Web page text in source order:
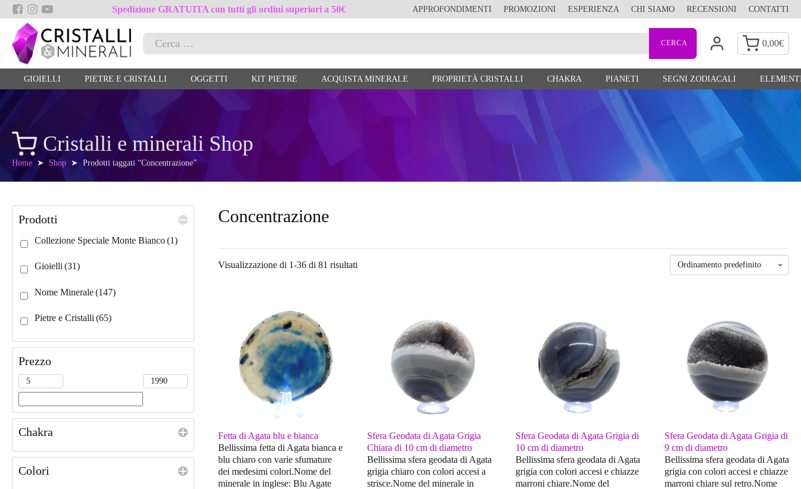
Spedizione GRATUITA con tutti gli ordini superiori a 50€ APPROFONDIMENTI PROMOZIONI ESPERIENZA CHI SIAMO RECENSIONI CONTATTI
Ricerca
0,00€
GIOIELLI PIETRE E CRISTALLI OGGETTI KIT PIETRE ACQUISTA MINERALE PROPRIETÀ CRISTALLI CHAKRA PIANETI SEGNI ZODIACALI
Cristalli e minerali Shop
Home ➤ Shop ➤ Prodotti taggati “Concentrazione”
Prodotti
Collezione Speciale Monte Bianco(1)
Gioielli (31)
Nome Minerale(147)
Pietre e Cristalli (65)
Prezzo
Chakra
Colori
Concentrazione
Visualizzazione di 1-36 di 81 risultati
Fetta di Agata blu e bianca
Bellissima fetta di Agata bianca e
blu chiaro con varie sfumature
dei medesimi colori.Nome del
minerale in inglese: Blu Agate
Sfera Geodata di Agata Grigia
Chiara di 10 cm di diametro
Bellissima sfera geodata di Agata
grigia chiaro con colori accesi a
strisce.Nome del minerale in
Sfera Geodata di Agata Grigia di
10 cm di diametro
Bellissima sfera geodata di Agata
grigia con colori accesi e chiazze
marroni chiare.Nome del
Sfera Geodata di Agata Grigia di
9 cm di diametro
Bellissima sfera geodata di Agata
grigia con colori accesi e chiazze
marroni chiare sul retro.Nome